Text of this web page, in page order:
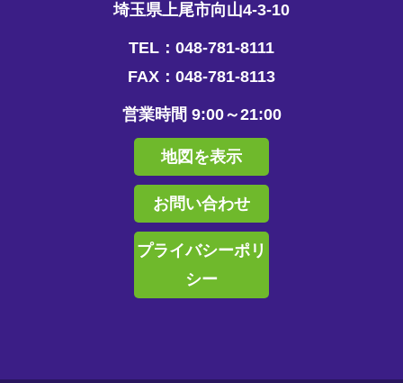
埼玉県上尾市向山4-3-10
TEL：048-781-8111
FAX：048-781-8113
営業時間 9:00～21:00
地図を表示
お問い合わせ
プライバシーポリ
シー